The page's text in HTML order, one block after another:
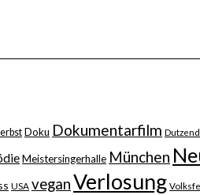
Doku Dokumentarfilm
Meistersingerhalle München
USA veganVerlosung